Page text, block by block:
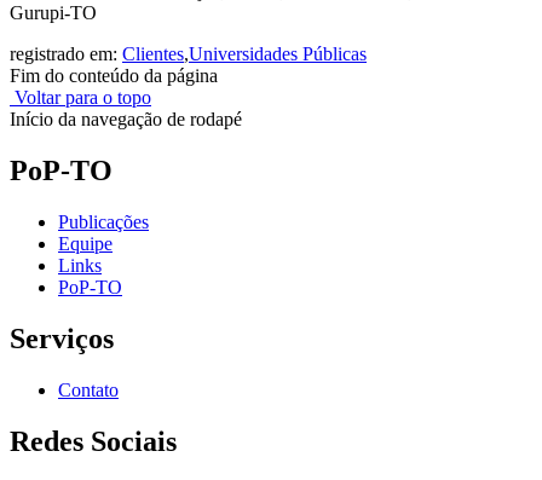
Gurupi-TO
registrado em: Clientes,Universidades Públicas
Fim do conteúdo da página
Voltar para o topo
Início da navegação de rodapé
PoP-TO
Publicações
Equipe
Links
PoP-TO
Serviços
Contato
Redes Sociais